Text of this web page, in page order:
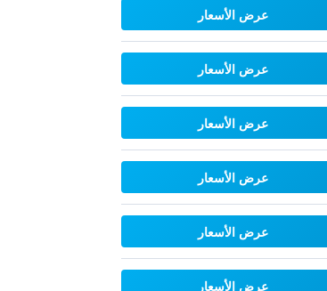
عرض الأسعار
عرض الأسعار
عرض الأسعار
عرض الأسعار
عرض الأسعار
عرض الأسعار